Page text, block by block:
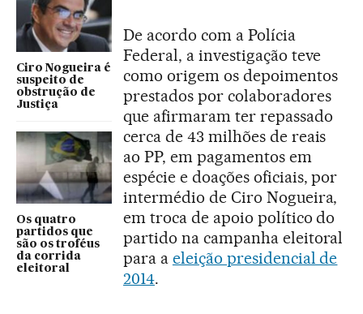
Ciro Nogueira é
suspeito de
obstrução de
Justiça
Os quatro
partidos que
são os troféus
da corrida
eleitoral
De acordo com a Polícia
Federal, a investigação teve
como origem os depoimentos
prestados por colaboradores
que afirmaram ter repassado
cerca de 43 milhões de reais
ao PP, em pagamentos em
espécie e doações oficiais, por
intermédio de Ciro Nogueira,
em troca de apoio político do
partido na campanha eleitoral
para a eleição presidencial de
2014.